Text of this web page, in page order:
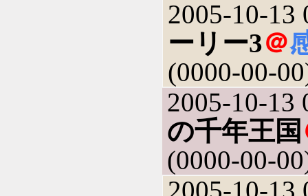
2005-10-13
ーリー3＠
(0000-00-
2005-10-13
の千年王国
(0000-00-
2005-10-13